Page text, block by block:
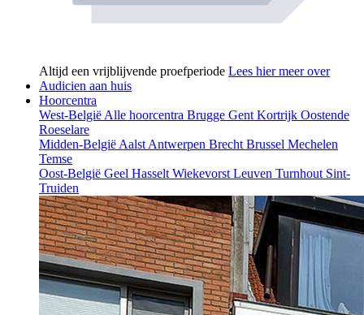
Altijd een vrijblijvende proefperiode Lees hier meer over
Audicien aan huis
Hoorcentra
West-België Alle hoorcentra Brugge Gent Kortrijk Oostende
Roeselare
Midden-België Aalst Antwerpen Brecht Brussel Mechelen
Temse
Oost-België Geel Hasselt Wiekevorst Leuven Turnhout Sint-
Truiden